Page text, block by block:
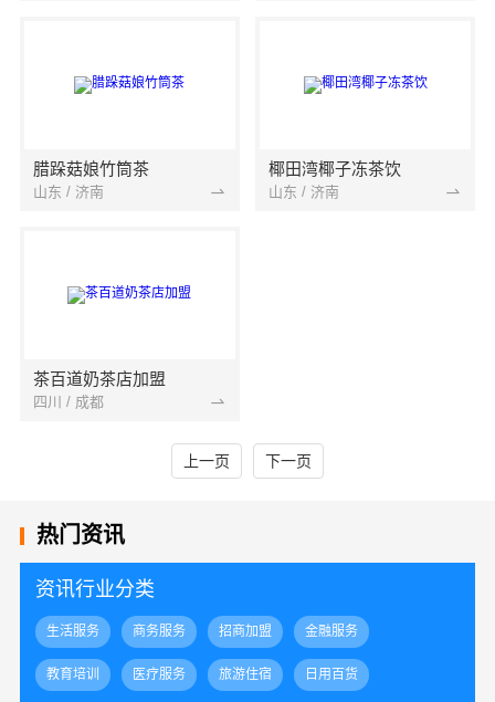
腊跺菇娘竹筒茶
山东 / 济南
椰田湾椰子冻茶饮
山东 / 济南
茶百道奶茶店加盟
四川 / 成都
上一页 下一页
热门资讯
资讯行业分类
生活服务 商务服务 招商加盟 金融服务
教育培训 医疗服务 旅游住宿 日用百货